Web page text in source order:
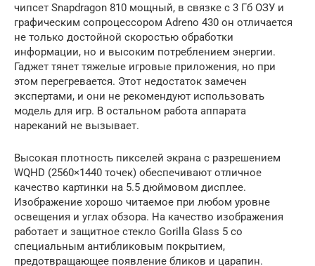
чипсет Snapdragon 810 мощный, в связке с 3 Гб ОЗУ и
графическим сопроцессором Adreno 430 он отличается
не только достойной скоростью обработки
информации, но и высоким потреблением энергии.
Гаджет тянет тяжелые игровые приложения, но при
этом перегревается. Этот недостаток замечен
экспертами, и они не рекомендуют использовать
модель для игр. В остальном работа аппарата
нареканий не вызывает.
Высокая плотность пикселей экрана с разрешением
WQHD (2560×1440 точек) обеспечивают отличное
качество картинки на 5.5 дюймовом дисплее.
Изображение хорошо читаемое при любом уровне
освещения и углах обзора. На качество изображения
работает и защитное стекло Gorilla Glass 5 со
специальным антибликовым покрытием,
предотвращающее появление бликов и царапин.